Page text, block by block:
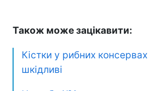
Також може зацікавити:
Кістки у рибних
шкідливі